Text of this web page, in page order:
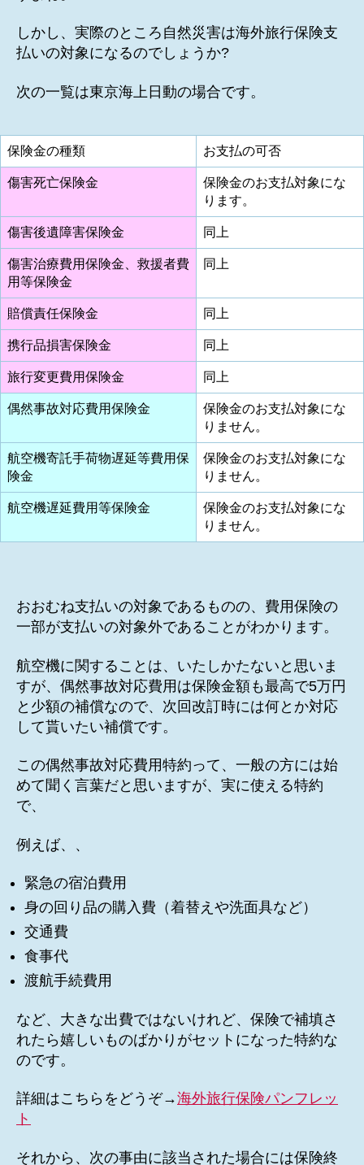
しかし、実際のところ自然災害は海外旅行保険支
払いの対象になるのでしょうか?
次の一覧は東京海上日動の場合です。
保険金の種類 お支払の可否
傷害死亡保険金
保険金のお支払対象にな
ります。
傷害後遺障害保険金 同上
傷害治療費用保険金、救援者費
用等保険金
同上
賠償責任保険金 同上
携行品損害保険金 同上
旅行変更費用保険金 同上
偶然事故対応費用保険金
保険金のお支払対象にな
りません。
航空機寄託手荷物遅延等費用保
険金
保険金のお支払対象にな
りません。
航空機遅延費用等保険金
保険金のお支払対象にな
りません。
おおむね支払いの対象であるものの、費用保険の
一部が支払いの対象外であることがわかります。
航空機に関することは、いたしかたないと思いま
すが、偶然事故対応費用は保険金額も最高で5万円
と少額の補償なので、次回改訂時には何とか対応
して貰いたい補償です。
この偶然事故対応費用特約って、一般の方には始
めて聞く言葉だと思いますが、実に使える特約
で、
例えば、、
緊急の宿泊費用
身の回り品の購入費（着替えや洗面具など）
交通費
食事代
渡航手続費用
など、大きな出費ではないけれど、保険で補填さ
れたら嬉しいものばかりがセットになった特約な
のです。
詳細はこちらをどうぞ→海外旅行保険パンフレッ
ト
それから、次の事由に該当された場合には保険終